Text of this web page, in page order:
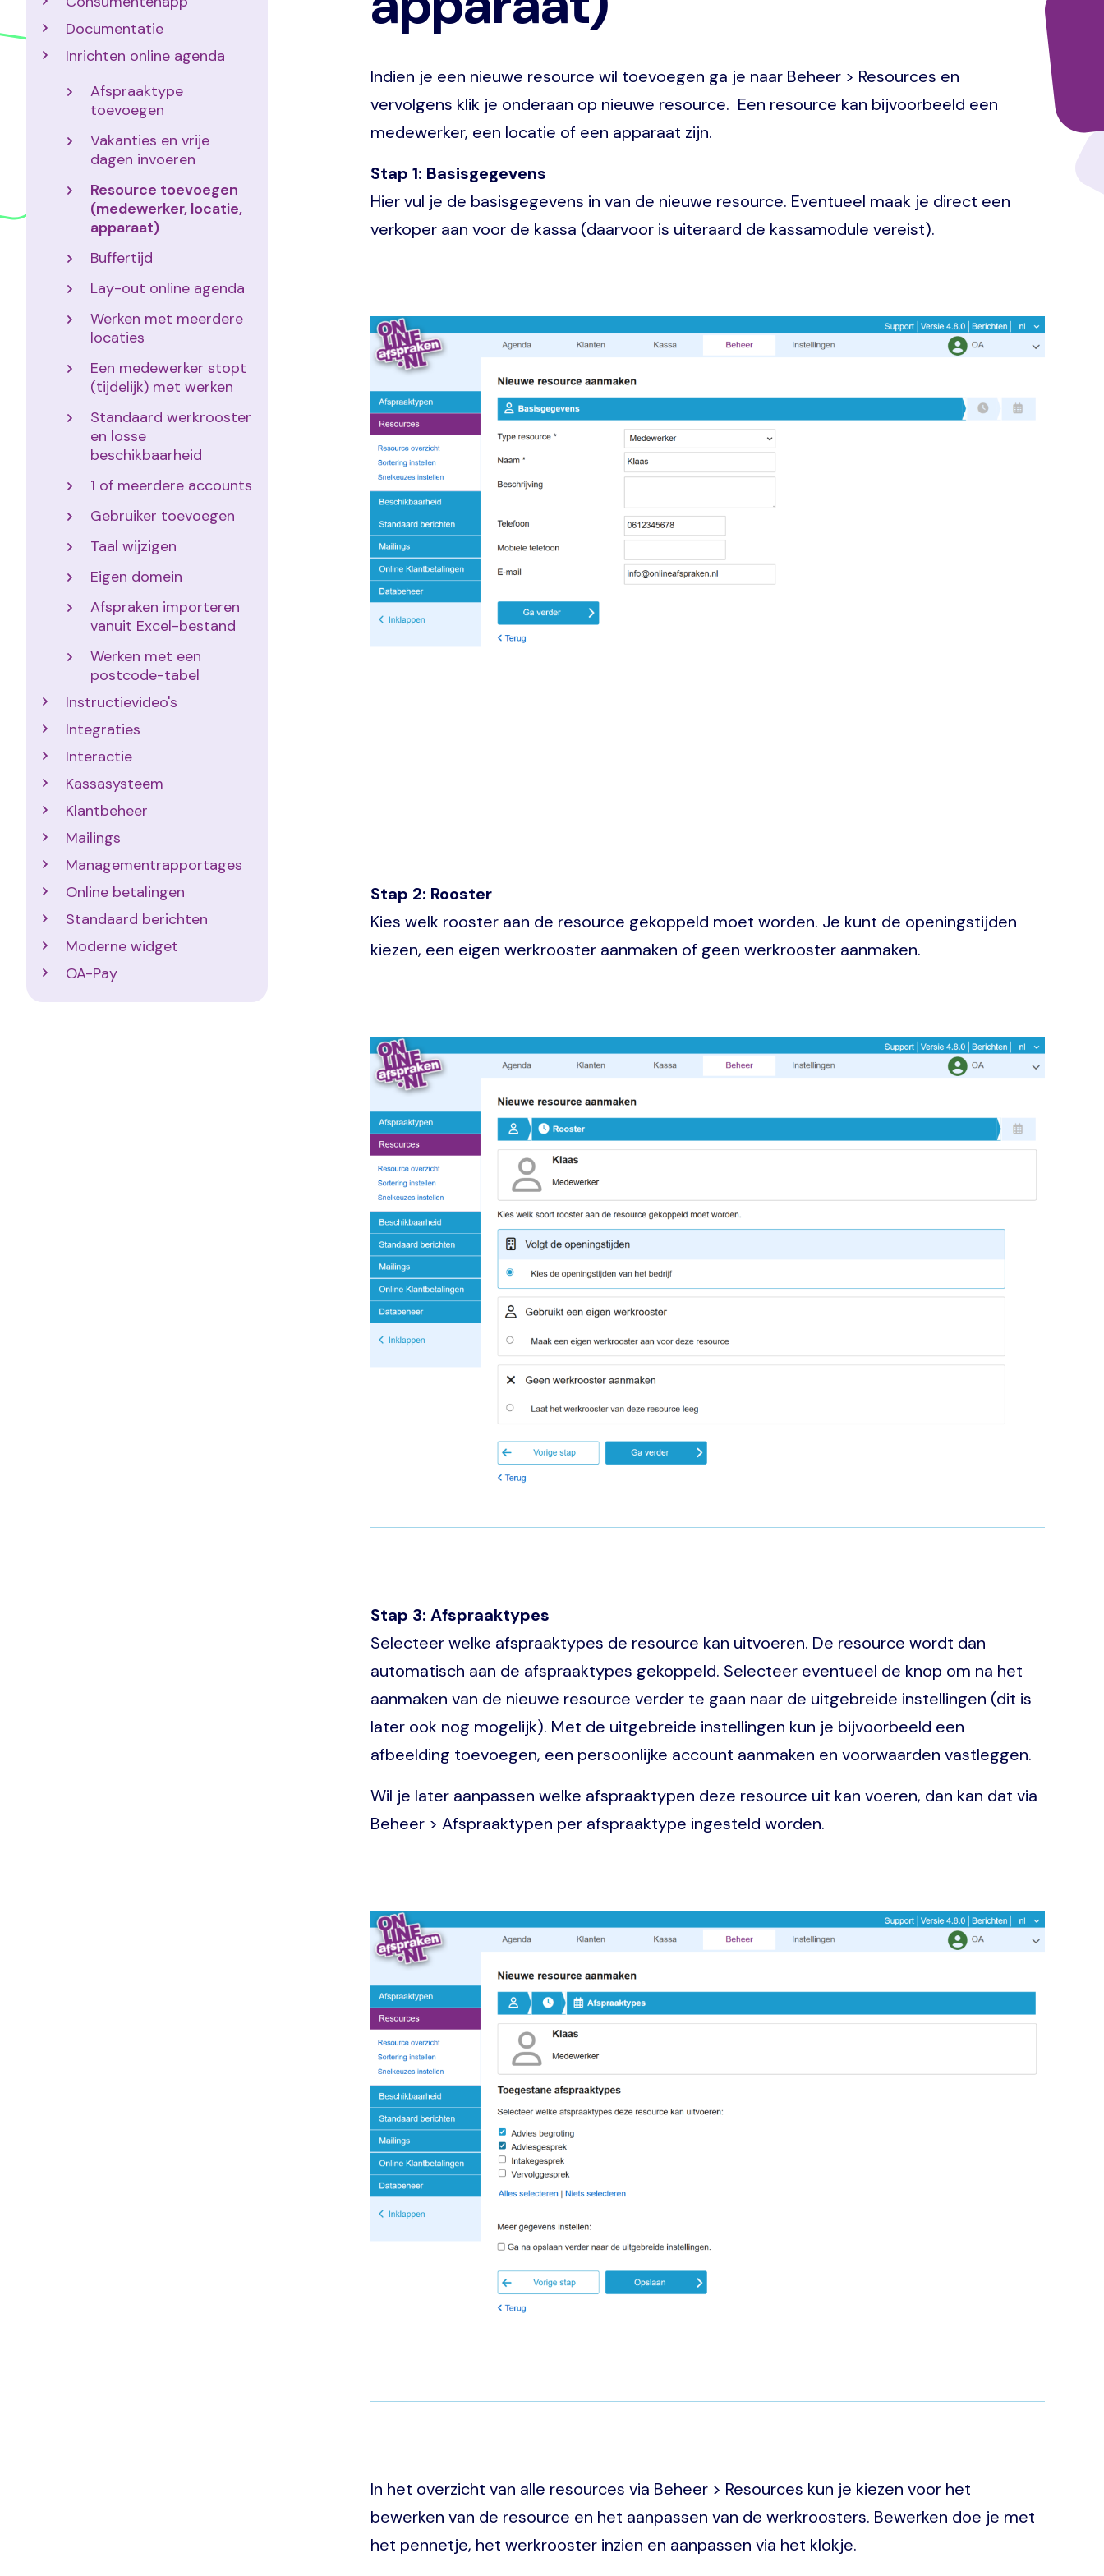
Indien je een nieuwe resource wil toevoegen ga je naar Beheer > Resources en
vervolgens klik je onderaan op nieuwe resource. Een resource kan bijvoorbeeld een
medewerker, een locatie of een apparaat zijn.
Stap 1: Basisgegevens
Hier vul je de basisgegevens in van de nieuwe resource. Eventueel maak je direct een
verkoper aan voor de kassa (daarvoor is uiteraard de kassamodule vereist).
Image
Stap 2: Rooster
Kies welk rooster aan de resource gekoppeld moet worden. Je kunt de openingstijden
kiezen, een eigen werkrooster aanmaken of geen werkrooster aanmaken.
Image
Stap 3: Afspraaktypes
Selecteer welke afspraaktypes de resource kan uitvoeren. De resource wordt dan
automatisch aan de afspraaktypes gekoppeld. Selecteer eventueel de knop om na het
aanmaken van de nieuwe resource verder te gaan naar de uitgebreide instellingen (dit is
later ook nog mogelijk). Met de uitgebreide instellingen kun je bijvoorbeeld een
afbeelding toevoegen, een persoonlijke account aanmaken en voorwaarden vastleggen.
Wil je later aanpassen welke afspraaktypen deze resource uit kan voeren, dan kan dat via
Beheer > Afspraaktypen per afspraaktype ingesteld worden.
Image
In het overzicht van alle resources via Beheer > Resources kun je kiezen voor het
bewerken van de resource en het aanpassen van de werkroosters. Bewerken doe je met
het pennetje, het werkrooster inzien en aanpassen via het klokje.
Documentatie
Inrichten online agenda
Afspraaktype
toevoegen
Vakanties en vrije
dagen invoeren
Resource toevoegen
(medewerker, locatie,
apparaat)
Buffertijd
Lay-out online agenda
Werken met meerdere
locaties
Een medewerker stopt
(tijdelijk) met werken
Standaard werkrooster
en losse
beschikbaarheid
1 of meerdere accounts
Gebruiker toevoegen
Taal wijzigen
Eigen domein
Afspraken importeren
vanuit Excel-bestand
Werken met een
postcode-tabel
Instructievideo's
Integraties
Interactie
Kassasysteem
Klantbeheer
Mailings
Managementrapportages
Online betalingen
Standaard berichten
Moderne widget
OA-Pay